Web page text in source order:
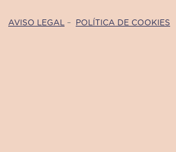
AVISO LEGAL – POLÍTICA DE COOKIES